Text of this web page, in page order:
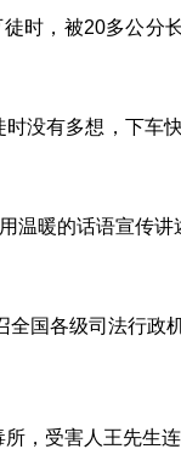
时，被20多公分
没有多想，下车
温暖的话语宣传
国各级司法行政
，受害人王先生